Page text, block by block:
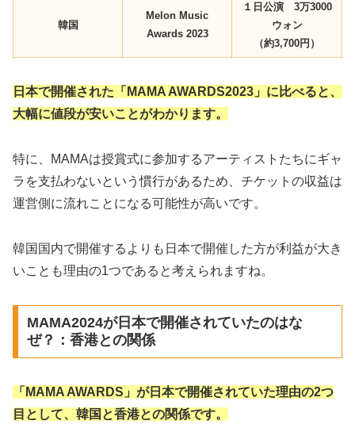
韓国
Melon Music
Awards 2023
１日公演 3万3000
ウォン
（約3,700円）
日本で開催された「MAMA AWARDS2023」に比べると、
大幅に値段が安いことがわかります。
特に、MAMAは授賞式に参加するアーティストたちにギャ
ラを支払わないという慣行があるため、チケットの収益は
運営側に流れことになる可能性が高いです。
韓国国内で開催するよりも日本で開催した方が利益が大き
いことも理由の1つであると考えられますね。
MAMA2024が日本で開催されていたのはな
ぜ？：香港との関係
「MAMA AWARDS」が日本で開催されていた理由の2つ
目として、韓国と香港との関係です。